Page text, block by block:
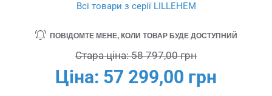
Всі товари з серії LILLEHEM
ПОВІДОМТЕ МЕНЕ, КОЛИ ТОВАР БУДЕ ДОСТУПНИЙ
Стара ціна: 58 797,00 грн
Ціна: 57 299,00 грн